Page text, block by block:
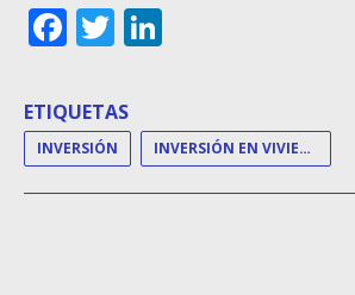
Facebook
Twitter
ETIQUETAS
INVERSIÓN INVERSIÓN EN VIVIENDA